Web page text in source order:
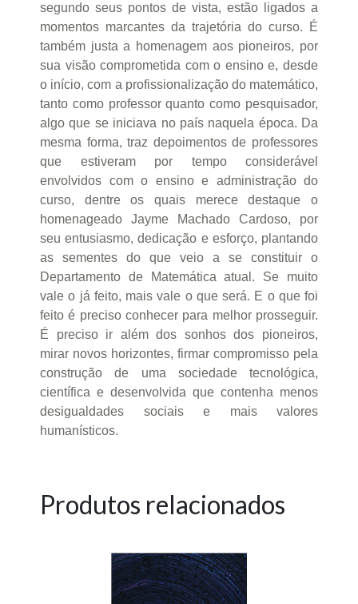
segundo seus pontos de vista, estão ligados a
momentos marcantes da trajetória do curso. É
também justa a homenagem aos pioneiros, por
sua visão comprometida com o ensino e, desde
o início, com a profissionalização do matemático,
tanto como professor quanto como pesquisador,
algo que se iniciava no país naquela época. Da
mesma forma, traz depoimentos de professores
que estiveram por tempo considerável
envolvidos com o ensino e administração do
curso, dentre os quais merece destaque o
homenageado Jayme Machado Cardoso, por
seu entusiasmo, dedicação e esforço, plantando
as sementes do que veio a se constituir o
Departamento de Matemática atual. Se muito
vale o já feito, mais vale o que será. E o que foi
feito é preciso conhecer para melhor prosseguir.
É preciso ir além dos sonhos dos pioneiros,
mirar novos horizontes, firmar compromisso pela
construção de uma sociedade tecnológica,
científica e desenvolvida que contenha menos
desigualdades sociais e mais valores
humanísticos.
Produtos relacionados